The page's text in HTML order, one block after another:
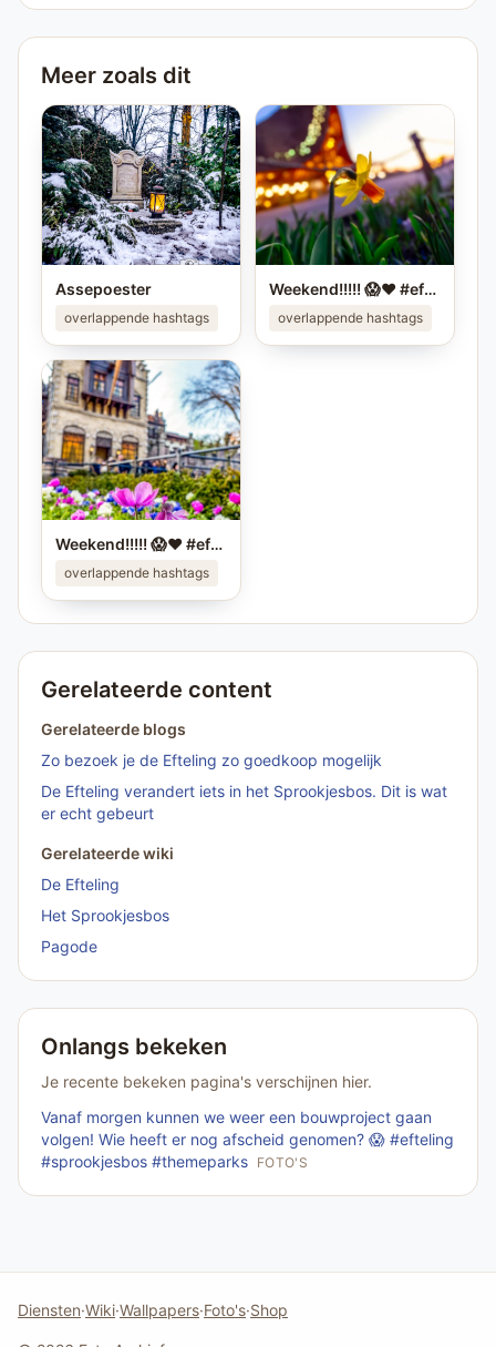
Meer zoals dit
Assepoester
overlappende hashtags
Weekend!!!!! 😱❤️ #efteling #sprookjesbos #themeparks
overlappende hashtags
Weekend!!!!! 😱❤️ #efteling #sprookjesbos #themeparks
overlappende hashtags
Gerelateerde content
Gerelateerde blogs
Zo bezoek je de Efteling zo goedkoop mogelijk
De Efteling verandert iets in het Sprookjesbos. Dit is wat
er echt gebeurt
Gerelateerde wiki
De Efteling
Het Sprookjesbos
Pagode
Onlangs bekeken
Je recente bekeken pagina's verschijnen hier.
Vanaf morgen kunnen we weer een bouwproject gaan
volgen! Wie heeft er nog afscheid genomen? 😱 #efteling
#sprookjesbos #themeparks FOTO'S
Diensten·Wiki·Wallpapers·Foto's·Shop